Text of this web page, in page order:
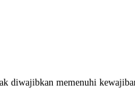
diwajibkan memenuhi